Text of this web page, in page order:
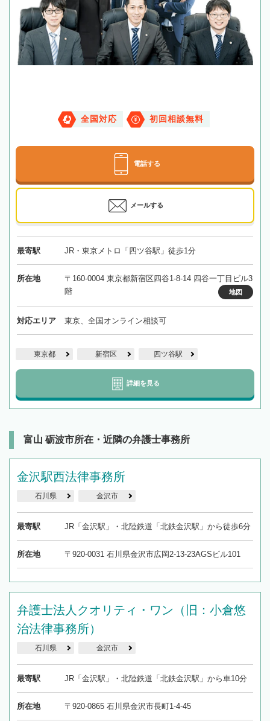
全国対応 初回相談無料
電話する
メールする
最寄駅 JR・東京メトロ「四ツ谷駅」徒歩1分
所在地
〒160-0004 東京都新宿区四谷1-8-14 四谷一丁目ビル3
階
地図
対応エリア 東京、全国オンライン相談可
東京都 新宿区 四ツ谷駅
詳細を見る
富山 砺波市所在・近隣の弁護士事務所
金沢駅西法律事務所
石川県 金沢市
最寄駅 JR「金沢駅」・北陸鉄道「北鉄金沢駅」から徒歩6分
所在地 〒920-0031 石川県金沢市広岡2-13-23AGSビル101
弁護士法人クオリティ・ワン（旧：小倉悠
治法律事務所）
石川県 金沢市
最寄駅 JR「金沢駅」・北陸鉄道「北鉄金沢駅」から車10分
所在地 〒920-0865 石川県金沢市長町1-4-45